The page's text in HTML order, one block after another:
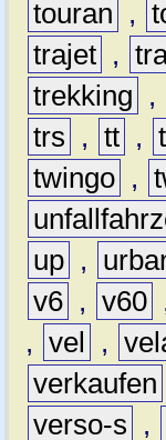
touran ,
trajet ,
trekking
,
trs
, tt ,
twingo ,
up ,
v6 , v60
, vel ,
verkaufen
verso-s
,